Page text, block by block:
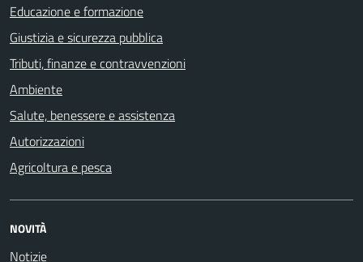
Educazione e formazione
Giustizia e sicurezza pubblica
Tributi, finanze e contravvenzioni
Ambiente
Salute, benessere e assistenza
Autorizzazioni
Agricoltura e pesca
NOVITÀ
Notizie